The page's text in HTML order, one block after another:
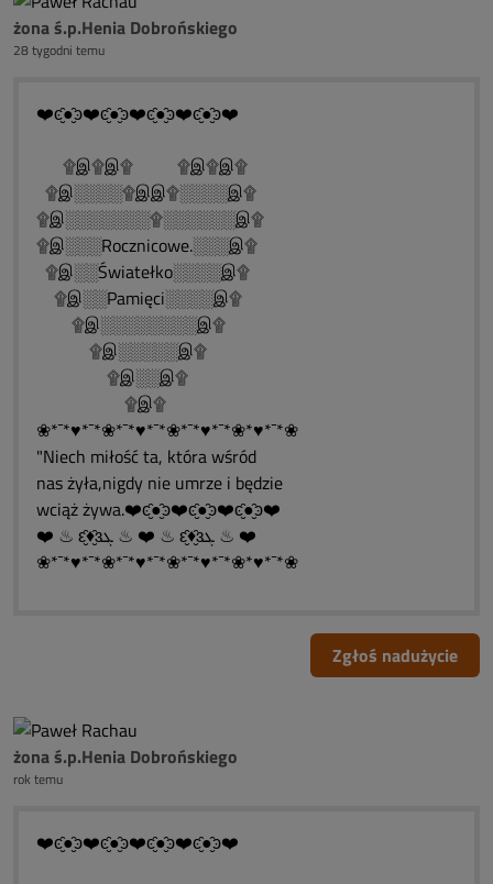
żona ś.p.Henia Dobrońskiego
28 tygodni temu
❤️ͼ̮̑●̮̑ͽ❤️ͼ̮̑●̮̑ͽ❤️ͼ̮̑●̮̑ͽ❤️ͼ̮̑●̮̑ͽ❤️
۩இ۩இ۩ ۩இ۩இ۩
۩இ░░░░۩இஇ۩░░░░இ۩
۩இ░░░░░░░۩░░░░░░இ۩
۩இ░░░Rocznicowe.░░░இ۩
۩இ░░Światełko░░░░இ۩
۩இ░░Pamięci░░░░இ۩
۩இ░░░░░░░░இ۩
۩இ░░░░░இ۩
۩இ░░இ۩
۩இ۩
❀*¯*♥*¯*❀*¯*♥*¯*❀*¯*♥*¯*❀*♥*¯*❀
"Niech miłość ta, która wśród
nas żyła,nigdy nie umrze i będzie
wciąż żywa.❤️ͼ̮̑●̮̑ͽ❤️ͼ̮̑●̮̑ͽ❤️ͼ̮̑●̮̑ͽ❤️
❤️ ♨ ԑ̮̑♦̮̑ɜܓ ♨ ❤️ ♨ ԑ̮̑♦̮̑ɜܓ ♨ ❤️
❀*¯*♥*¯*❀*¯*♥*¯*❀*¯*♥*¯*❀*♥*¯*❀
Zgłoś nadużycie
żona ś.p.Henia Dobrońskiego
rok temu
❤️ͼ̮̑●̮̑ͽ❤️ͼ̮̑●̮̑ͽ❤️ͼ̮̑●̮̑ͽ❤️ͼ̮̑●̮̑ͽ❤️